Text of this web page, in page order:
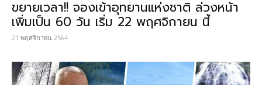
ขยายเวลา!! จองเข้าอุทยานแห่งชาติ ล่วงหน้า
เพิ่มเป็น 60 วัน เริ่ม 22 พฤศจิกายน นี้
21 พฤศจิกายน 2564